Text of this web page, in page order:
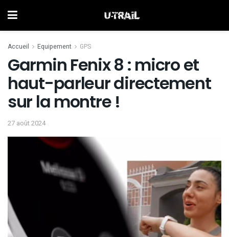
Accueil Equipement GPS
Garmin Fenix 8 : micro et
haut-parleur directement
sur la montre !
27 août 2024